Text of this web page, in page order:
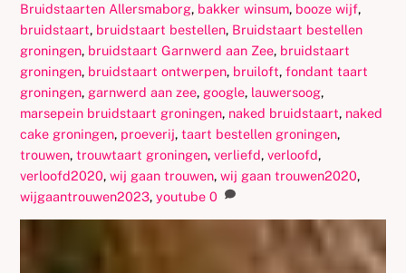
Bruidstaarten Allersmaborg, bakker winsum, booze wijf,
bruidstaart, bruidstaart bestellen, Bruidstaart bestellen
groningen, bruidstaart Garnwerd aan Zee, bruidstaart
groningen, bruidstaart ontwerpen, bruiloft,fondant taart
groningen, garnwerd aan zee, google, lauwersoog,
marsepein bruidstaart groningen, naked bruidstaart, naked
cake groningen, proeverij,taart bestellen groningen,
trouwen,trouwtaart groningen,verliefd,verloofd,
verloofd2020,wij gaan trouwen,wij gaan trouwen2020,
wijgaantrouwen2023,youtube 0